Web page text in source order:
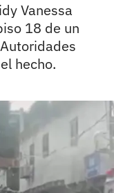
Vanessa
18 de un
hecho.